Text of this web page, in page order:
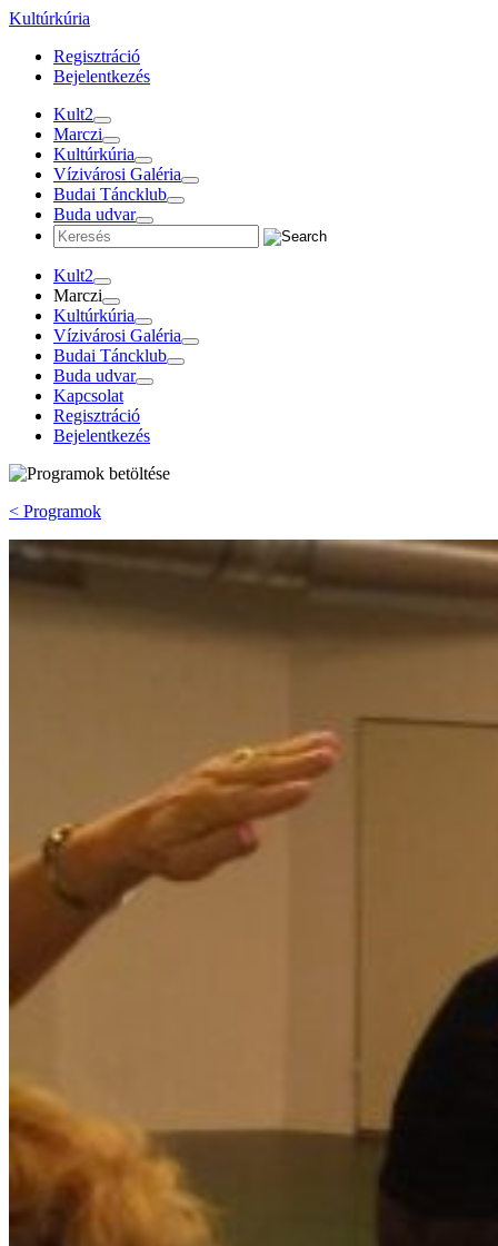
Tovább
tartalomra
Kultúrkúria
Regisztráció
Bejelentkezés
Kult2
Marczi
Kultúrkúria
Vízivárosi Galéria
Budai Táncklub
Buda udvar
Kult2
Marczi
Kultúrkúria
Vízivárosi Galéria
Budai Táncklub
Buda udvar
Kapcsolat
Regisztráció
Bejelentkezés
< Programok